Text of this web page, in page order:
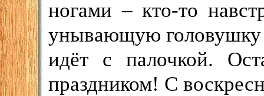
ногами – кто-то
унывающую головушку
идёт с палочкой.
праздником! С